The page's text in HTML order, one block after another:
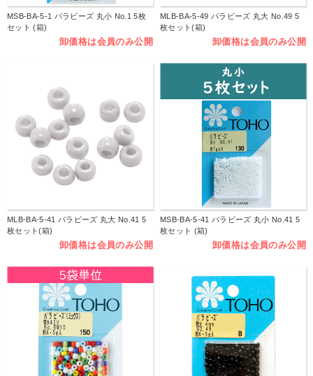
MSB-BA-5-1 バラビーズ 丸小 No.1 5枚
セット (箱)
卸価格は会員のみ公開
MLB-BA-5-49 バラビーズ 丸大 No.49 5
枚セット(箱)
卸価格は会員のみ公開
MLB-BA-5-41 バラビーズ 丸大 No.41 5
枚セット(箱)
卸価格は会員のみ公開
MSB-BA-5-41 バラビーズ 丸小 No.41 5
枚セット (箱)
卸価格は会員のみ公開